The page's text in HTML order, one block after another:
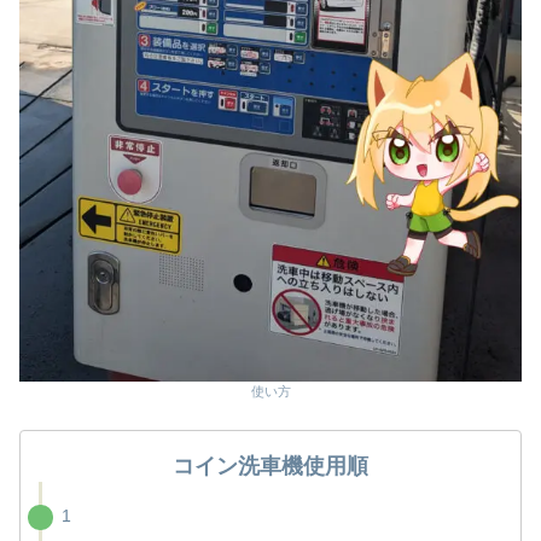
使い方
コイン洗車機使用順
1